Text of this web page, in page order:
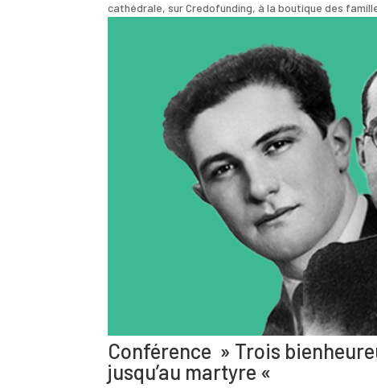
cathédrale, sur Credofunding, à la boutique des
Conférence » Trois
jusqu’au martyre «